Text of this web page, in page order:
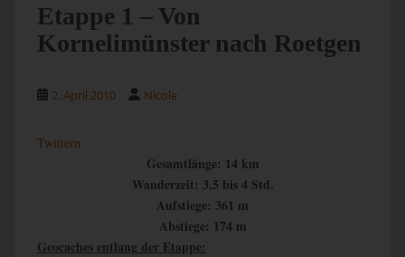
Etappe 1 – Von
Kornelimünster nach Roetgen
2. April 2010 Nicole
Twittern
Gesamtlänge: 14 km
Wanderzeit: 3,5 bis 4 Std.
Aufstiege: 361 m
Abstiege: 174 m
Geocaches entlang der Etappe: